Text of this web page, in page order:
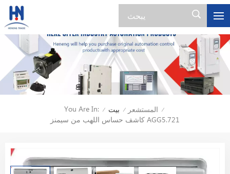
You Are In: / بيت / المستشعر /
كاشف حساس اللهب من سيمنز AGG5.721